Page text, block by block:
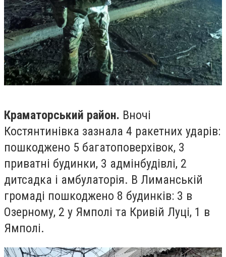
Краматорський район. Вночі
Костянтинівка зазнала 4 ракетних ударів:
пошкоджено 5 багатоповерхівок, 3
приватні будинки, 3 адмінбудівлі, 2
дитсадка і амбулаторія. В Лиманській
громаді пошкоджено 8 будинків: 3 в
Озерному, 2 у Ямполі та Кривій Луці, 1 в
Ямполі.